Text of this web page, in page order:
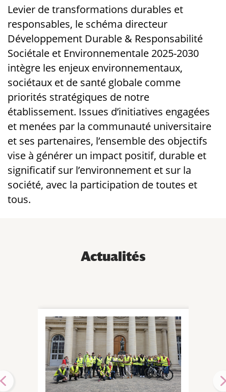
Levier de transformations durables et
responsables, le schéma directeur
Développement Durable & Responsabilité
Sociétale et Environnementale 2025-2030
intègre les enjeux environnementaux,
sociétaux et de santé globale comme
priorités stratégiques de notre
établissement. Issues d’initiatives engagées
et menées par la communauté universitaire
et ses partenaires, l’ensemble des objectifs
vise à générer un impact positif, durable et
significatif sur l’environnement et sur la
société, avec la participation de toutes et
tous.
Actualités